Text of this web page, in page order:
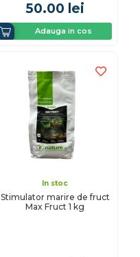
50.00 lei
Adauga in cos
In stoc
Stimulator marire de fruct
Max Fruct 1 kg